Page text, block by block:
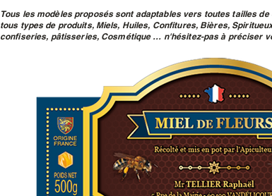
Tous les modèles proposés sont adaptables vers toutes tailles
tous types de produits, Miels, Huiles, Confitures, Bières,
confiseries, pâtisseries, Cosmétique … n'hésitez-pas à préciser